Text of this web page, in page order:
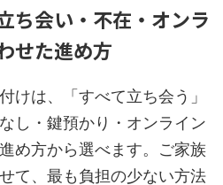
ち会い・不在・オンラ
せた進め方
けは、「すべて立ち会う」
し・鍵預かり・オンライン
め方から選べます。ご家族
て、最も負担の少ない方法